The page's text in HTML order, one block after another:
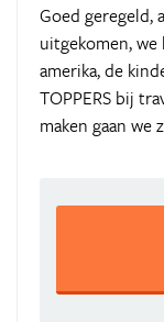
Goed geregeld,
uitgekomen,
amerika, de
TOPPERS bij
maken gaan we